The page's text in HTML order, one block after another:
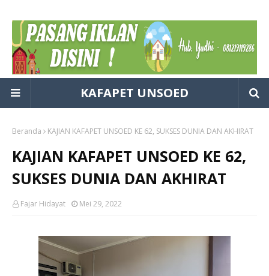
KAFAPET UNSOED
Beranda KAJIAN KAFAPET UNSOED KE 62, SUKSES DUNIA DAN AKHIRAT
KAJIAN KAFAPET UNSOED KE 62,
SUKSES DUNIA DAN AKHIRAT
Fajar Hidayat Mei 29, 2022